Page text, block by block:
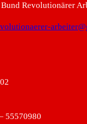
Revolutionärer
55570980